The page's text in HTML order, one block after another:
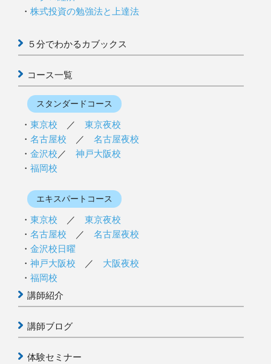
株式投資の勉強法と上達法
５分でわかるカブックス
コース一覧
スタンダードコース
東京校 ／ 東京夜校
名古屋校 ／ 名古屋夜校
金沢校／ 神戸大阪校
福岡校
エキスパートコース
東京校 ／ 東京夜校
名古屋校 ／ 名古屋夜校
金沢校日曜
神戸大阪校 ／ 大阪夜校
福岡校
講師紹介
講師ブログ
体験セミナー